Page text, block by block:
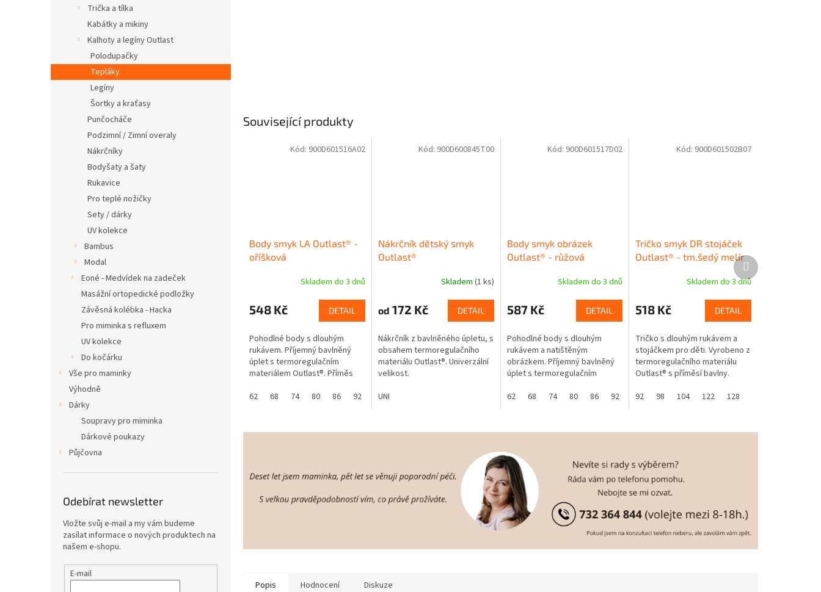
Trička a tílka
Kabátky a mikiny
Kalhoty a legíny Outlast
Polodupačky
Tepláky
Legíny
Šortky a kraťasy
Punčocháče
Podzimní / Zimní overaly
Nákrčníky
Bodyšaty a šaty
Rukavice
Pro teplé nožičky
Sety / dárky
UV kolekce
Bambus
Modal
Eoné - Medvídek na zadeček
Masážní ortopedické podložky
Závěsná kolébka - Hacka
Pro miminka s refluxem
UV kolekce
Do kočárku
Vše pro maminky
Výhodně
Dárky
Soupravy pro miminka
Dárkové poukazy
Půjčovna
Odebírat newsletter
Vložte svůj e-mail a my vám budeme
zasílat informace o nových produktech na
našem e-shopu.
E-mail
Související produkty
Body smyk LA Outlast® -
oříšková
Skladem do 3 dnů
548 Kč DETAIL
Pohodlné body s dlouhým
rukávem. Příjemný bavlněný
úplet s termoregulačním
materiálem Outlast®. Příměs
udržuje teplotní komfort.
62 68 74 80 86 92
Kód: 900D601516A02
Nákrčník dětský smyk
Outlast®
Skladem (1 ks)
od 172 Kč DETAIL
Nákrčník z bavlněného úpletu, s
obsahem termoregulačního
materiálu Outlast®. Univerzální
velikost.
UNI
Kód: 900D600845T00
Body smyk obrázek
Outlast® - růžová
Skladem do 3 dnů
587 Kč DETAIL
Pohodlné body s dlouhým
rukávem a natištěným
obrázkem. Příjemný bavlněný
úplet s termoregulačním
materiálu Outlast®, který
62 68 74 80 86 92
Kód: 900D601517D02
Tričko smyk DR stojáček
Outlast® - tm.šedý melír
Skladem do 3 dnů
518 Kč DETAIL
Tričko s dlouhým rukávem a
stojáčkem pro děti. Vyrobeno z
termoregulačního materiálu
Outlast® s příměsí bavlny.
chladnějšího počasí. Vhodný i
92 98 104 122 128
Kód: 900D601502B07
Další
produkt
Popis Hodnocení Diskuze